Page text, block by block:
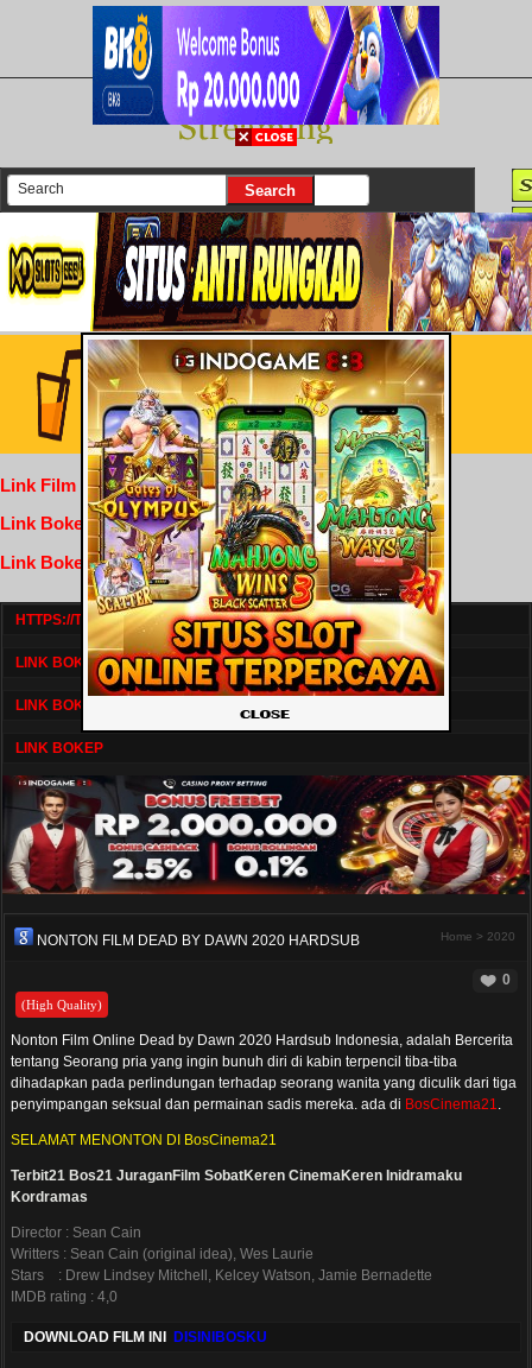
There are currently 25614 movies on our website
Login
Link Film Dewasa
Link Bokep Indofilm
Link Bokep FilmNikmat
HTTPS://TV1.BOSKU21.CAM/
LINK BOKEP DRAMASERIAL
LINK BOKEP
LINK BOKEP
NONTON FILM DEAD BY DAWN 2020 HARDSUB Home > 2020
0
(High Quality)
Nonton Film Online Dead by Dawn 2020 Hardsub Indonesia, adalah Bercerita
tentang Seorang pria yang ingin bunuh diri di kabin terpencil tiba-tiba
dihadapkan pada perlindungan terhadap seorang wanita yang diculik dari tiga
penyimpangan seksual dan permainan sadis mereka. ada di BosCinema21.
SELAMAT MENONTON DI BosCinema21
Terbit21 Bos21 JuraganFilm SobatKeren CinemaKeren Inidramaku
Kordramas
Director : Sean Cain
Writters : Sean Cain (original idea), Wes Laurie
Stars : Drew Lindsey Mitchell, Kelcey Watson, Jamie Bernadette
IMDB rating : 4,0
DOWNLOAD FILM INI DISINIBOSKU